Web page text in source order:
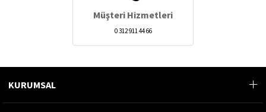
Müşteri Hizmetleri
0 312 911 44 66
KURUMSAL